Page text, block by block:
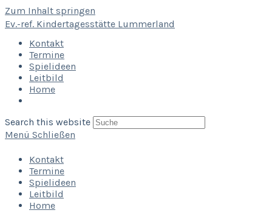
Zum Inhalt springen
Ev.-ref. Kindertagesstätte Lummerland
Kontakt
Termine
Spielideen
Leitbild
Home
Search this website
Menü Schließen
Kontakt
Termine
Spielideen
Leitbild
Home